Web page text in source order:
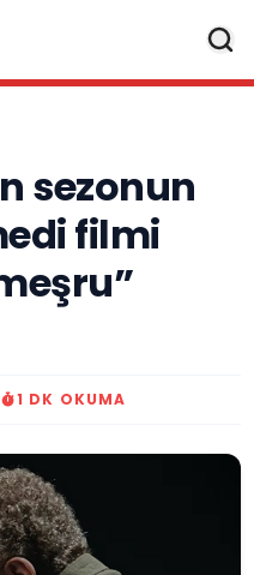
sezonun
filmi
1 DK OKUMA